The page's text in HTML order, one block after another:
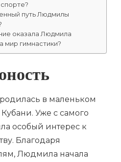
путь Людмилы
оказала Людмила
мир гимнастики?
в маленьком
Уже с самого
особый интерес к
Благодаря
Людмила начала